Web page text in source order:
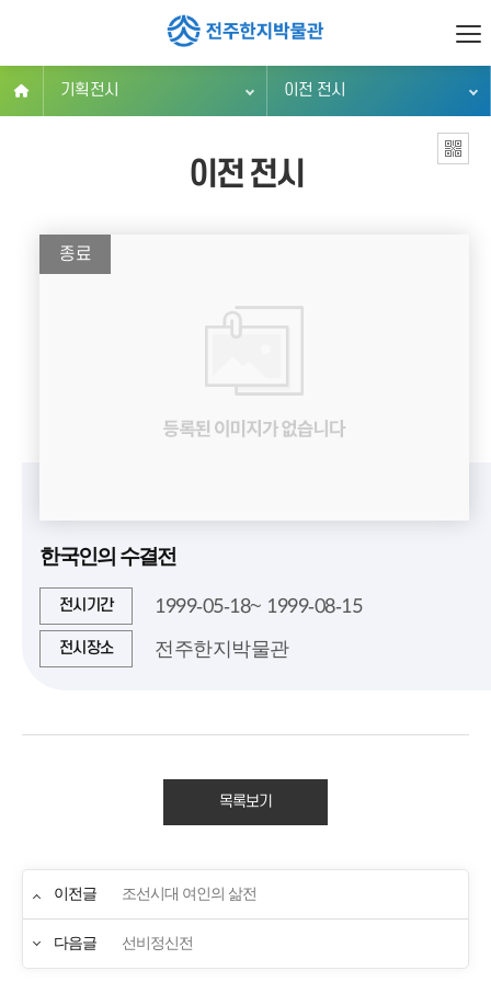
기획전시 이전 전시
이전 전시
종료
한국인의 수결전
전시기간 1999-05-18~ 1999-08-15
전시장소 전주한지박물관
목록보기
이전글 조선시대 여인의 삶전
다음글 선비정신전